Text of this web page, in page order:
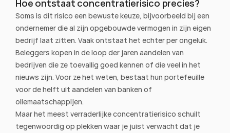
Hoe ontstaat concentratierisico precies?
Soms is dit risico een bewuste keuze, bijvoorbeeld bij een
ondernemer die al zijn opgebouwde vermogen in zijn eigen
bedrijf laat zitten. Vaak ontstaat het echter per ongeluk.
Beleggers kopen in de loop der jaren aandelen van
bedrijven die ze toevallig goed kennen of die veel in het
nieuws zijn. Voor ze het weten, bestaat hun portefeuille
voor de helft uit aandelen van banken of
oliemaatschappijen.
Maar het meest verraderlijke concentratierisico schuilt
tegenwoordig op plekken waar je juist verwacht dat je